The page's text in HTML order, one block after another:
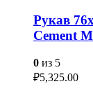
Рукав
Cement
0 из 5
₽5,325.00